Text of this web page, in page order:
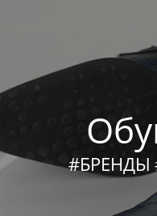
#БРЕНДЫ